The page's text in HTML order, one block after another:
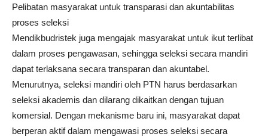
Pelibatan masyarakat untuk transparasi dan akuntabilitas
proses seleksi
Mendikbudristek juga mengajak masyarakat untuk ikut terlibat
dalam proses pengawasan, sehingga seleksi secara mandiri
dapat terlaksana secara transparan dan akuntabel.
Menurutnya, seleksi mandiri oleh PTN harus berdasarkan
seleksi akademis dan dilarang dikaitkan dengan tujuan
komersial. Dengan mekanisme baru ini, masyarakat dapat
berperan aktif dalam mengawasi proses seleksi secara